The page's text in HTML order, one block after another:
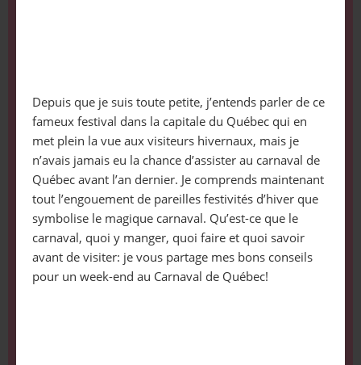
Depuis que je suis toute petite, j’entends parler de ce
fameux festival dans la capitale du Québec qui en
met plein la vue aux visiteurs hivernaux, mais je
n’avais jamais eu la chance d’assister au carnaval de
Québec avant l’an dernier. Je comprends maintenant
tout l’engouement de pareilles festivités d’hiver que
symbolise le magique carnaval. Qu’est-ce que le
carnaval, quoi y manger, quoi faire et quoi savoir
avant de visiter: je vous partage mes bons conseils
pour un week-end au Carnaval de Québec!